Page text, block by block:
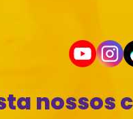
nossos